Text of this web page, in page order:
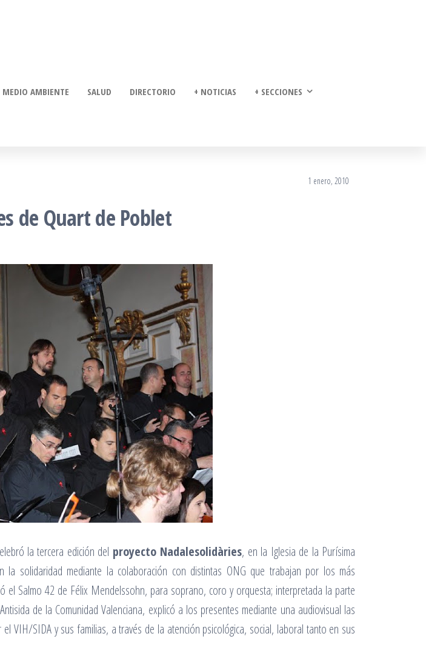
MEDIO AMBIENTE SALUD DIRECTORIO + NOTICIAS + SECCIONES
1 enero, 2010
de Quart de Poblet
la tercera edición del proyecto Nadalesolidàries, en la Iglesia de la Purísima
solidaridad mediante la colaboración con distintas ONG que trabajan por los más
Salmo 42 de Félix Mendelssohn, para soprano, coro y orquesta; interpretada la parte
de la Comunidad Valenciana, explicó a los presentes mediante una audiovisual las
VIH/SIDA y sus familias, a través de la atención psicológica, social, laboral tanto en sus